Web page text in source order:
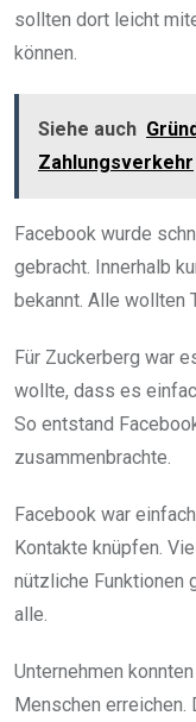
sollten dort leicht
können.
Siehe auch
Zahlungsverkehr
Facebook wurde
gebracht. Innerhalb
bekannt. Alle wollten
Für Zuckerberg war
wollte, dass es
So entstand
zusammenbrachte.
Facebook war
Kontakte knüpfen.
nützliche Funktionen
alle.
Unternehmen
Menschen erreichen.